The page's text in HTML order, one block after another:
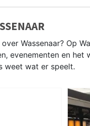
Wassenaar? Op
evenementen en het
weet wat er speelt.
WASSENAAR
tot evenementen in
bij Kijkduin.